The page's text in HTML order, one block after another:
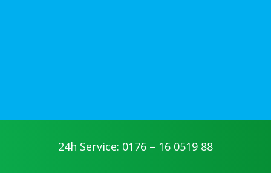
24h Service: 0176 – 16 0519 88